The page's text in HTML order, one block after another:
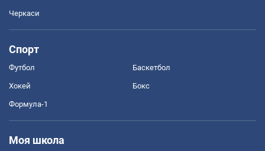
Черкаси
Спорт
Футбол Баскетбол
Хокей Бокс
Формула-1
Моя школа